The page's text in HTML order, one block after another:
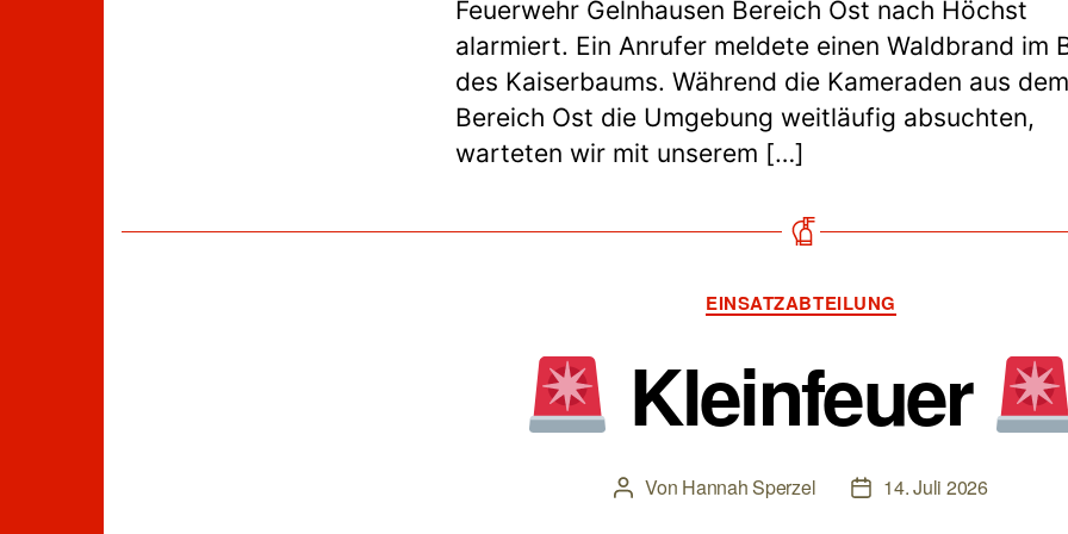
Feuerwehr Gelnhausen Bereich Ost nach Höchst
alarmiert. Ein Anrufer meldete einen Waldbrand im
des Kaiserbaums. Während die Kameraden aus dem
Bereich Ost die Umgebung weitläufig absuchten,
warteten wir mit unserem […]
EINSATZABTEILUNG
Kleinfeuer
Beitragsautor
Von Hannah Sperzel Beitragsdatum
14. Juli 2026